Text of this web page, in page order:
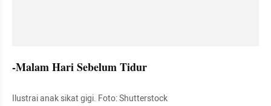
-Malam Hari Sebelum Tidur
Ilustrai anak sikat gigi. Foto: Shutterstock